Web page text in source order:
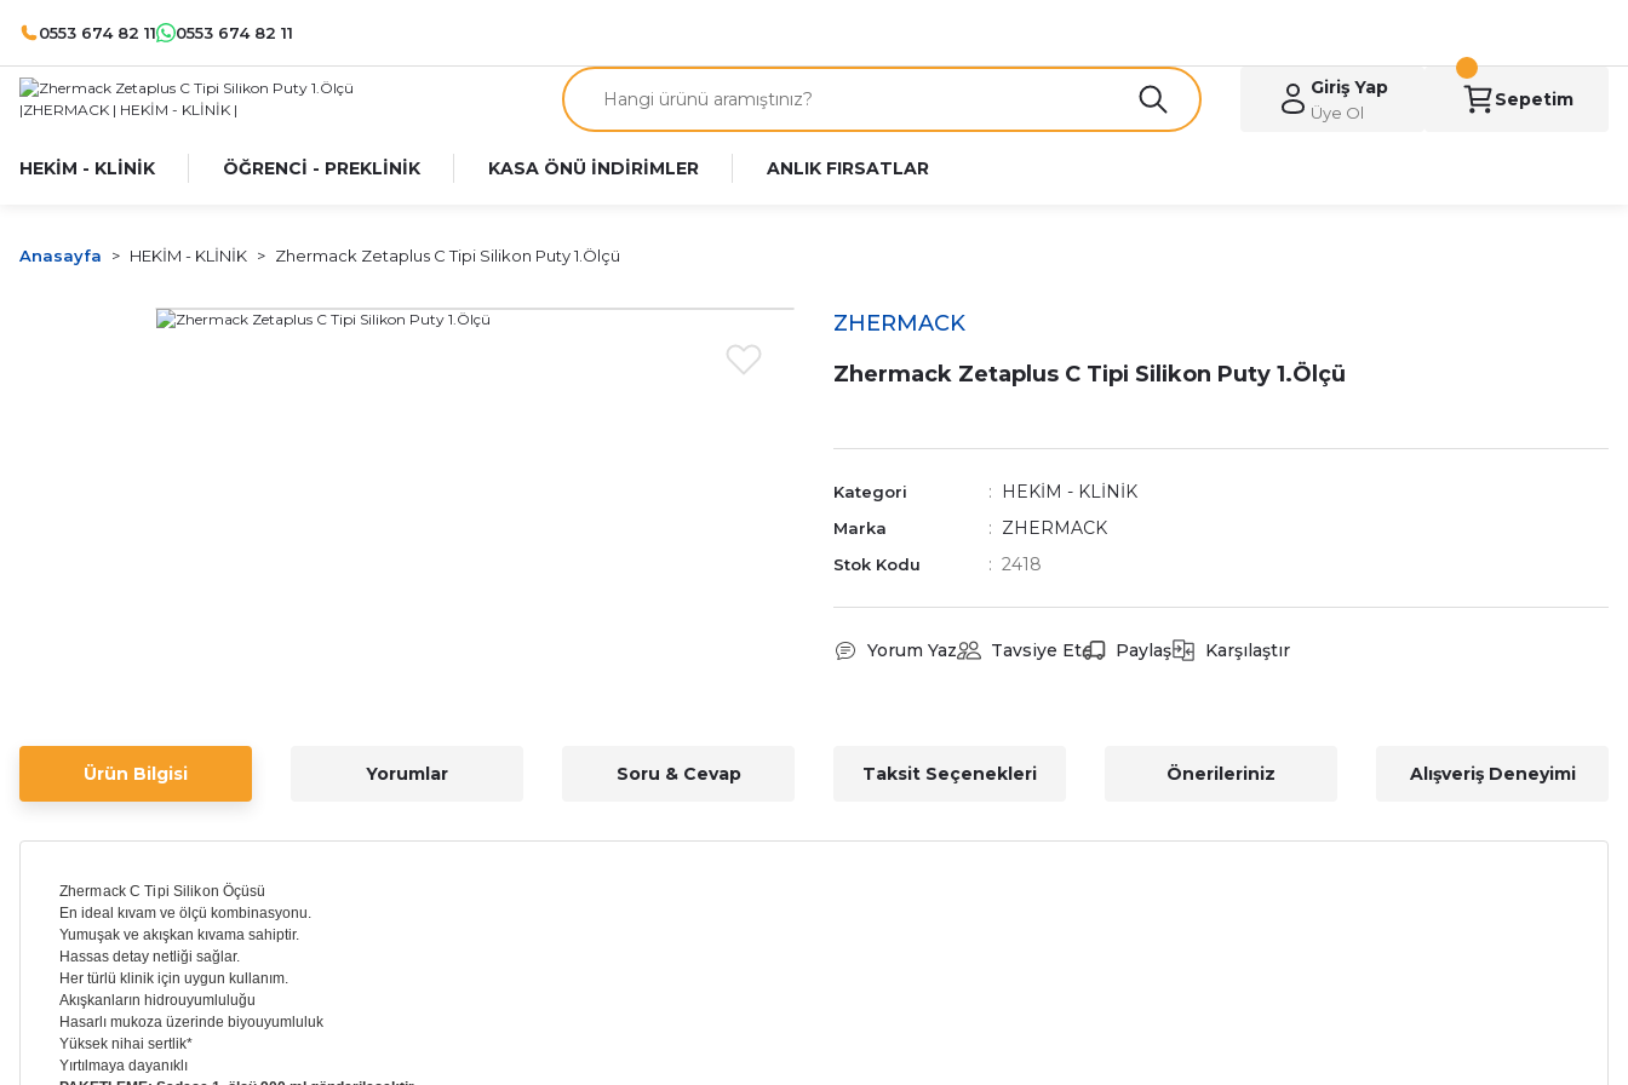
0553 674 82 11 0553 674 82 11
Giriş Yap
Üye Ol
Sepetim
HEKİM - KLİNİK ÖĞRENCİ - PREKLİNİK KASA ÖNÜ İNDİRİMLER ANLIK FIRSATLAR
Anasayfa HEKİM - KLİNİK Zhermack Zetaplus C Tipi Silikon Puty 1.Ölçü
ZHERMACK
Zhermack Zetaplus C Tipi Silikon Puty 1.Ölçü
Kategori HEKİM - KLİNİK
Marka ZHERMACK
Stok Kodu 2418
Yorum Yaz Tavsiye Et Paylaş Karşılaştır
Ürün Bilgisi Yorumlar Soru & Cevap Taksit Seçenekleri Önerileriniz Alışveriş Deneyimi
Zhermack C Tipi Silikon Öçüsü
En ideal kıvam ve ölçü kombinasyonu.
Yumuşak ve akışkan kıvama sahiptir.
Hassas detay netliği sağlar.
Her türlü klinik için uygun kullanım.
Akışkanların hidrouyumluluğu
Hasarlı mukoza üzerinde biyouyumluluk
Yüksek nihai sertlik*
Yırtılmaya dayanıklı